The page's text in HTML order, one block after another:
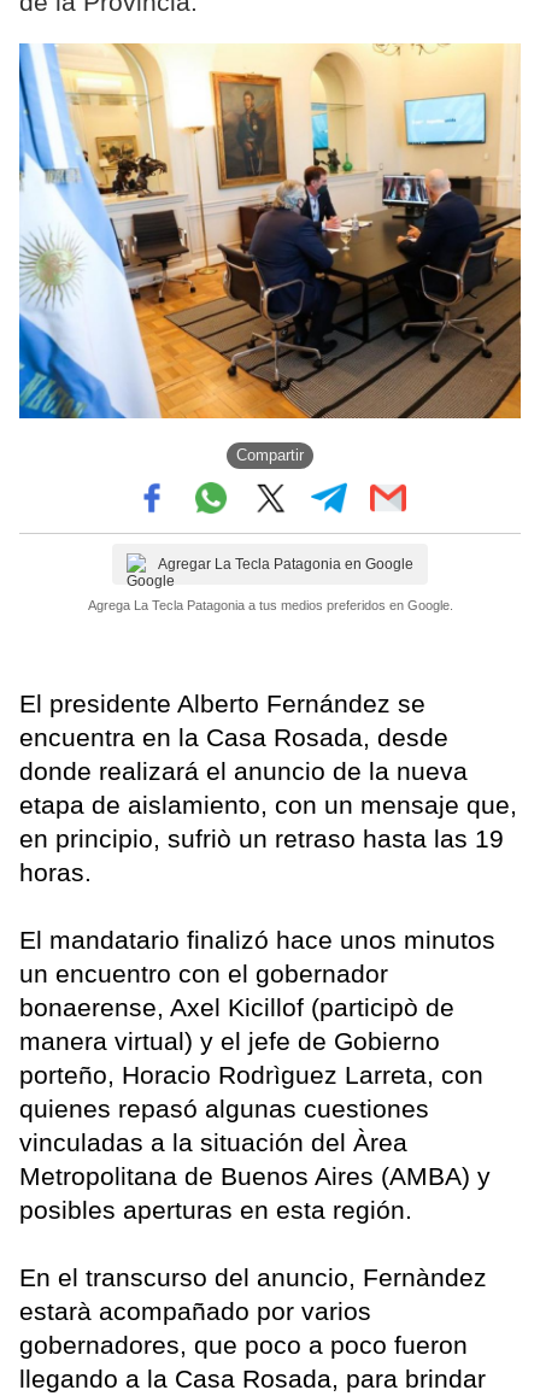
Compartir
Agregar La Tecla Patagonia en Google
Agrega La Tecla Patagonia a tus medios preferidos en Google.
El presidente Alberto Fernández se
encuentra en la Casa Rosada, desde
donde realizará el anuncio de la nueva
etapa de aislamiento, con un mensaje que,
en principio, sufriò un retraso hasta las 19
horas.
El mandatario finalizó hace unos minutos
un encuentro con el gobernador
bonaerense, Axel Kicillof (participò de
manera virtual) y el jefe de Gobierno
porteño, Horacio Rodrìguez Larreta, con
quienes repasó algunas cuestiones
vinculadas a la situación del Àrea
Metropolitana de Buenos Aires (AMBA) y
posibles aperturas en esta región.
En el transcurso del anuncio, Fernàndez
estarà acompañado por varios
gobernadores, que poco a poco fueron
llegando a la Casa Rosada, para brindar